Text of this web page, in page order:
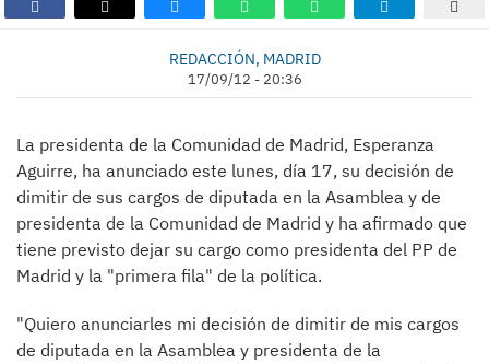
REDACCIÓN, MADRID
17/09/12 - 20:36
La presidenta de la Comunidad de Madrid, Esperanza
Aguirre, ha anunciado este lunes, día 17, su decisión de
dimitir de sus cargos de diputada en la Asamblea y de
presidenta de la Comunidad de Madrid y ha afirmado que
tiene previsto dejar su cargo como presidenta del PP de
Madrid y la "primera fila" de la política.
"Quiero anunciarles mi decisión de dimitir de mis cargos
de diputada en la Asamblea y presidenta de la